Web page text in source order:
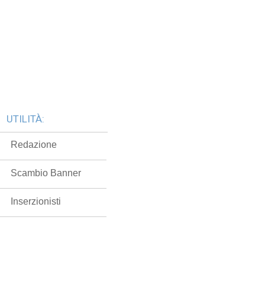
UTILITÀ:
Redazione
Scambio Banner
Inserzionisti